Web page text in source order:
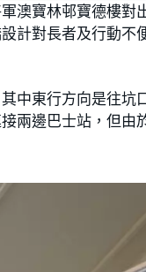
澳寶林邨寶德樓對
計對長者及行動不
中東行方向是往坑
兩邊巴士站，但由